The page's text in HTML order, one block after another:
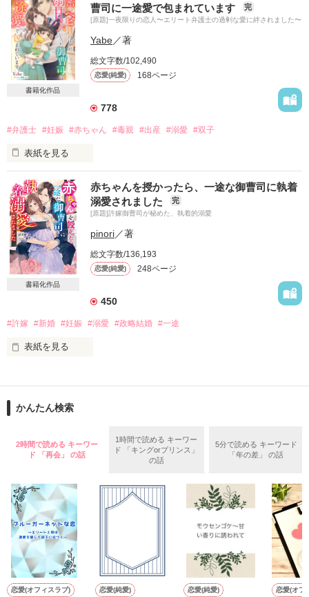
でも、簡単にはやり直せない
それでも、惹かれずにはいられない
一度は好きになった人だから
傷が癒えたら
もう一度、好きになる？
雨宮　椿（あまみや　つばき）
カフェ『TSUBAKI』の共同経営者
財務経理部部長
゜｡:+*
orcaさま、スエさん　さま、チャマさま
レビューありがとうございます！
*.゜｡:+*.゜｡:+*.゜｡:+*.゜｡:+*.゜｡:+*.゜｡:+*.゜｡:+*.゜｡:+*.゜｡:+*.
゜｡:+*
書籍化作品
曹司に一途愛で包まれています
完
[原題]一夜限りの恋人〜エリート弁護士の過剰な愛に絆されました〜
Yabe／著
総文字数/102,490
恋愛(純愛) 168ページ
778
#弁護士 #妊娠 #赤ちゃん #毒親 #出産 #溺愛 #双子
表紙を見る
「将来は、婿を迎えてこの家を継ぐように」
「じゃあ家とか土地とかは、全部千香のものになるっていう
の？　そんなの不公平じゃない！」
長年祖母から言い聞かされて受け入れてきた未来は、
姉のわがままで一瞬のうちに覆されてしまった。
必要とされなていないのなら、もうこの家にいる理由はない。
×
突発的に家を飛び出した先で出会ったのは、どこまでも私に優
しい男だった。
もう二度と会うことはないだろうけれど、
幸せな一夜の思い出があれば、ひとりでも生きていける。
覚！？
「この子が俺の子である以上、俺も権利を主張したい」
数年後に再会した彼に、
甘く迫られ、切なげに懇願されて……。
書籍化作品
赤ちゃんを授かったら、一途な御曹司に執着
溺愛されました
完
[原題]許嫁御曹司が秘めた、執着的溺愛
pinori／著
総文字数/136,193
恋愛(純愛) 248ページ
450
#許嫁 #新婚 #妊娠 #溺愛 #政略結婚 #一途
表紙を見る
桧山美織（２２）
hajime hiyama
私がそうプロポーズしたのは六歳の頃。
あの頃からずっと、私は匡さんだけが好きで、もちろん今だっ
て大好きだ。
そんな相手と結婚できた私はもう十分幸せなんだし、匡さんか
らの愛情まで求めたら罰があたる。
結婚してからずっと、そう思って自分を律してきたのに。
かんたん検索
2時間で読める キーワー
ド 「再会」 の話
1時間で読める キーワー
ド 「キングorプリンス」
の話
5分で読める キーワード
「年の差」 の話
恋愛(オフィスラブ) 恋愛(純愛) 恋愛(純愛) 恋愛(オフ